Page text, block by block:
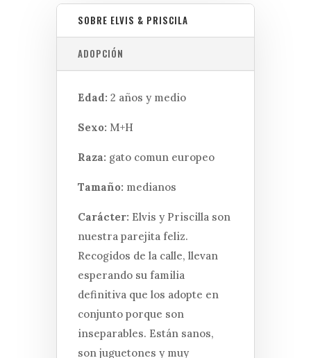
SOBRE ELVIS & PRISCILA
ADOPCIÓN
Edad: 2 años y medio
Sexo: M+H
Raza: gato comun europeo
Tamaño: medianos
Carácter: Elvis y Priscilla son
nuestra parejita feliz.
Recogidos de la calle, llevan
esperando su familia
definitiva que los adopte en
conjunto porque son
inseparables. Están sanos,
son juguetones y muy